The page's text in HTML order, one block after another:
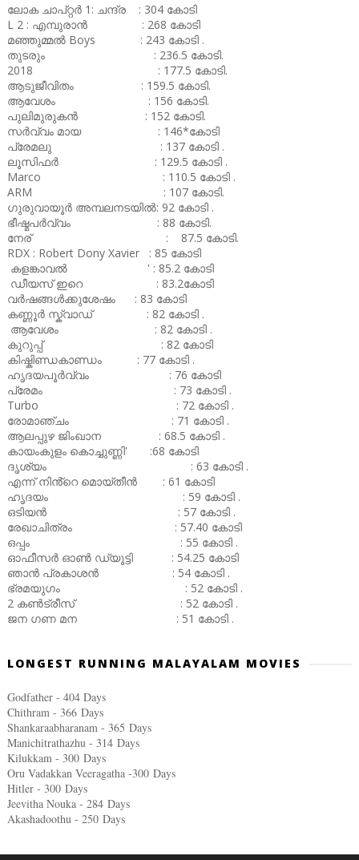
ലോക ചാപ്റ്റർ 1: ചന്ദ്ര : 304 കോടി
L 2 : എമ്പുരാൻ : 268 കോടി
മഞ്ഞുമ്മൽ Boys : 243 കോടി .
തുടരും : 236.5 കോടി.
2018 : 177.5 കോടി.
ആടുജീവിതം : 159.5 കോടി.
ആവേശം : 156 കോടി.
പുലിമുരുകൻ : 152 കോടി.
സർവ്വം മായ : 146*കോടി
പ്രേമലു : 137 കോടി .
ലൂസിഫർ : 129.5 കോടി .
Marco : 110.5 കോടി .
ARM : 107 കോടി.
ഗുരുവായൂർ അമ്പലനടയിൽ: 92 കോടി .
ഭീഷ്മപർവ്വം : 88 കോടി.
നേര് : 87.5 കോടി.
RDX : Robert Dony Xavier : 85 കോടി
കളങ്കാവൽ ' : 85.2 കോടി
ഡീയസ് ഇറെ : 83.2കോടി
വർഷങ്ങൾക്കുശേഷം : 83 കോടി
കണ്ണൂർ സ്ക്വാഡ് : 82 കോടി .
ആവേശം : 82 കോടി .
കുറുപ്പ് : 82 കോടി
കിഷ്കിണ്ഡകാണ്ഡം : 77 കോടി .
ഹൃദയപൂർവ്വം : 76 കോടി
പ്രേമം : 73 കോടി .
Turbo : 72 കോടി .
രോമാഞ്ചം : 71 കോടി .
ആലപ്പുഴ ജിംഖാന : 68.5 കോടി .
കായംകുളം കൊച്ചുണ്ണി' :68 കോടി
ദൃശ്യം : 63 കോടി .
എന്ന് നിൻ്റെ മൊയ്തീൻ : 61 കോടി
ഹൃദയം : 59 കോടി .
ഒടിയൻ : 57 കോടി .
രേഖാചിത്രം : 57.40 കോടി
ഒപ്പം : 55 കോടി .
ഓഫീസർ ഓൺ ഡ്യൂട്ടി : 54.25 കോടി
ഞാൻ പ്രകാശൻ : 54 കോടി .
ഭ്രമയുഗം : 52 കോടി .
2 കൺട്രീസ് : 52 കോടി .
ജന ഗണ മന : 51 കോടി .
LONGEST RUNNING MALAYALAM MOVIES
Godfather - 404 Days
Chithram - 366 Days
Shankaraabharanam - 365 Days
Manichitrathazhu - 314 Days
Kilukkam - 300 Days
Oru Vadakkan Veeragatha -300 Days
Hitler - 300 Days
Jeevitha Nouka - 284 Days
Akashadoothu - 250 Days